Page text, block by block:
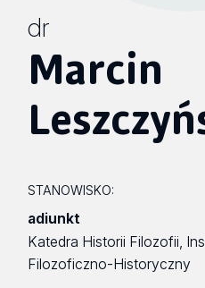
dr
Marcin
STANOWISKO:
adiunkt
Katedra Historii Filozofii,
Filozoficzno-Historyczny